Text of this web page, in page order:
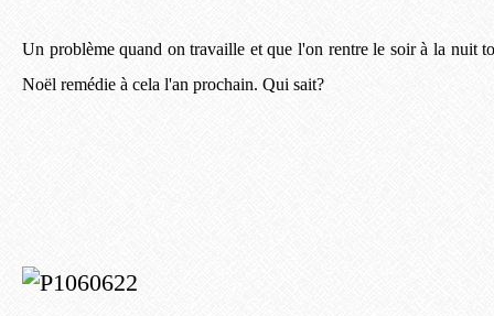
Un problème quand on travaille et que l'on rentre le soir à la nuit
Noël remédie à cela l'an prochain. Qui sait?